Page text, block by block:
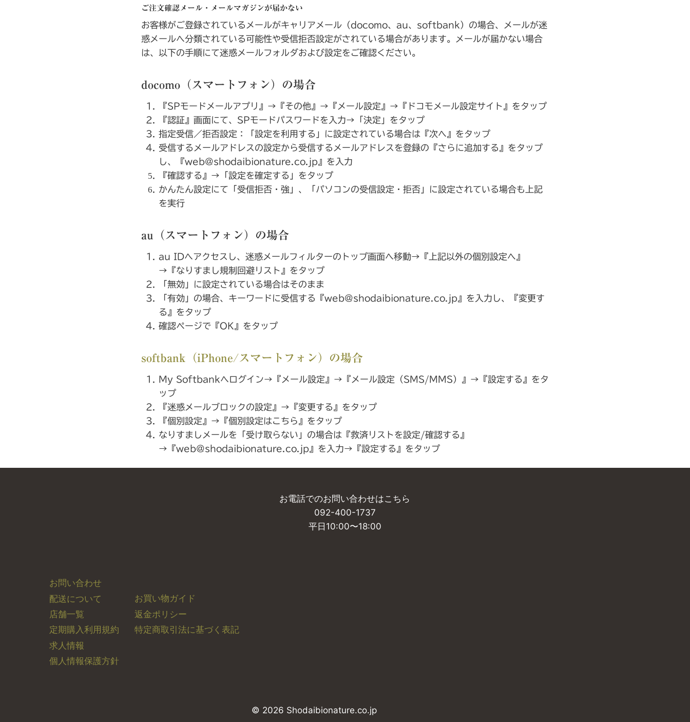
ご注文確認メール・メールマガジンが届かない
お客様がご登録されているメールがキャリアメール（docomo、au、softbank）の場合、メールが迷
惑メールへ分類されている可能性や受信拒否設定がされている場合があります。メールが届かない場合
は、以下の手順にて迷惑メールフォルダおよび設定をご確認ください。
docomo（スマートフォン）の場合
『SPモードメールアプリ』→『その他』→『メール設定』→『ドコモメール設定サイト』をタップ
『認証』画面にて、SPモードパスワードを入力→「決定」をタップ
指定受信／拒否設定：「設定を利用する」に設定されている場合は『次へ』をタップ
受信するメールアドレスの設定から受信するメールアドレスを登録の『さらに追加する』をタップ
し、『web@shodaibionature.co.jp』を入力
『確認する』→「設定を確定する」をタップ
かんたん設定にて「受信拒否・強」、「パソコンの受信設定・拒否」に設定されている場合も上記
を実行
au（スマートフォン）の場合
au IDへアクセスし、迷惑メールフィルターのトップ画面へ移動→『上記以外の個別設定へ』
→『なりすまし規制回避リスト』をタップ
「無効」に設定されている場合はそのまま
「有効」の場合、キーワードに受信する『web@shodaibionature.co.jp』を入力し、『変更す
る』をタップ
確認ページで『OK』をタップ
softbank（iPhone/スマートフォン）の場合
My Softbankへログイン→『メール設定』→『メール設定（SMS/MMS）』→『設定する』をタ
ップ
『迷惑メールブロックの設定』→『変更する』をタップ
『個別設定』→『個別設定はこちら』をタップ
なりすましメールを「受け取らない」の場合は『救済リストを設定/確認する』
→『web@shodaibionature.co.jp』を入力→『設定する』をタップ
お電話でのお問い合わせはこちら
092-400-1737
平日10:00〜18:00
お問い合わせ
配送について
店舗一覧
定期購入利用規約
求人情報
個人情報保護方針
お買い物ガイド
返金ポリシー
特定商取引法に基づく表記
© 2026 Shodaibionature.co.jp